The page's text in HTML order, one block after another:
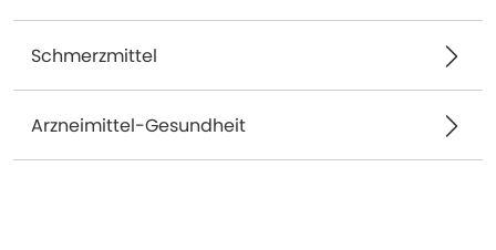
Schmerzmittel
Arzneimittel-Gesundheit